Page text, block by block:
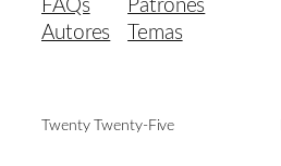
FAQs
Autores
Patrones
Temas
Twenty Twenty-Five